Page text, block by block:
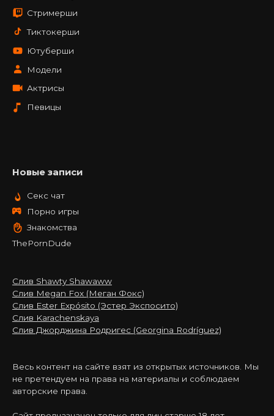
Стримерши
Тиктокерши
Ютуберши
Модели
Актрисы
Певицы
Новые записи
Секс чат
Порно игры
Знакомства
ThePornDude
Слив Shawty Shawaww
Слив Megan Fox (Меган Фокс)
Слив Ester Expósito (Эстер Экспосито)
Слив Karachenskaya
Слив Джорджина Родригес (Georgina Rodríguez)
Весь контент на сайте взят из открытых источников. Мы
не претендуем на права на материалы и соблюдаем
авторские права.